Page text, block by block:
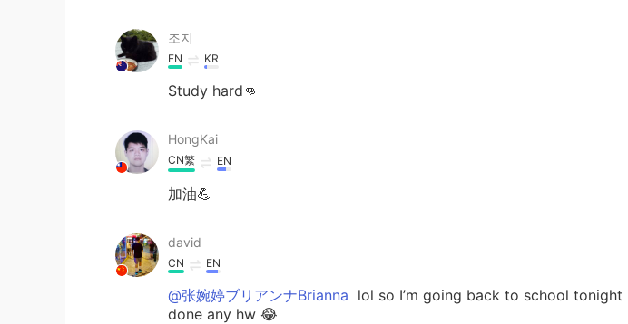
조지
EN KR
Study hard👊
HongKai
CN繁 EN
加油💪
david
CN EN
@张婉婷ブリアンナBrianna lol so I’m going back to school tonight
done any hw 😂